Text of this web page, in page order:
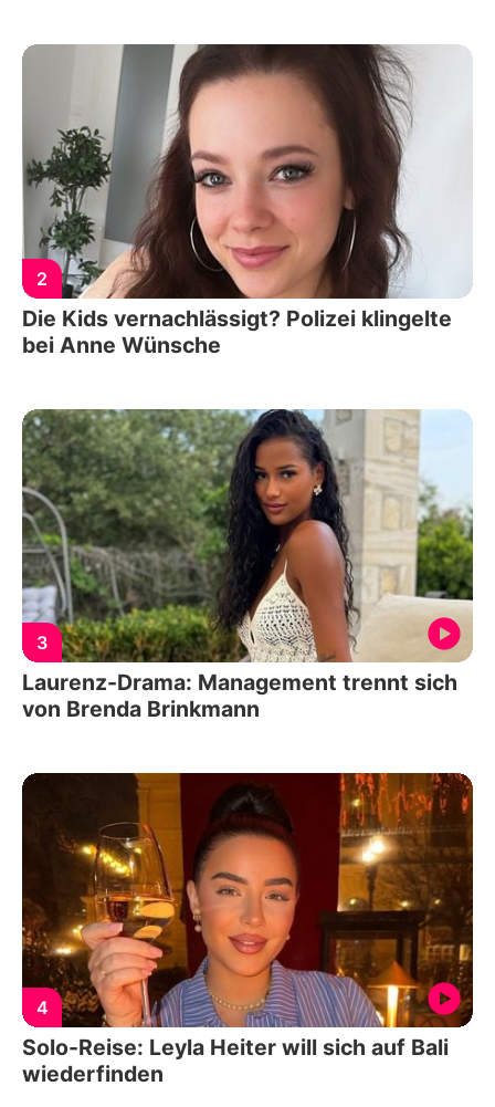
2
Die Kids vernachlässigt? Polizei klingelte
bei Anne Wünsche
3
Laurenz-Drama: Management trennt sich
von Brenda Brinkmann
4
Solo-Reise: Leyla Heiter will sich auf Bali
wiederfinden